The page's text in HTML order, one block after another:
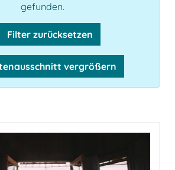
gefunden.
Filter zurücksetzen
vergrößern